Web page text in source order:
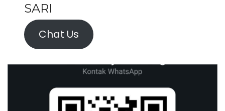
SARI
Chat Us